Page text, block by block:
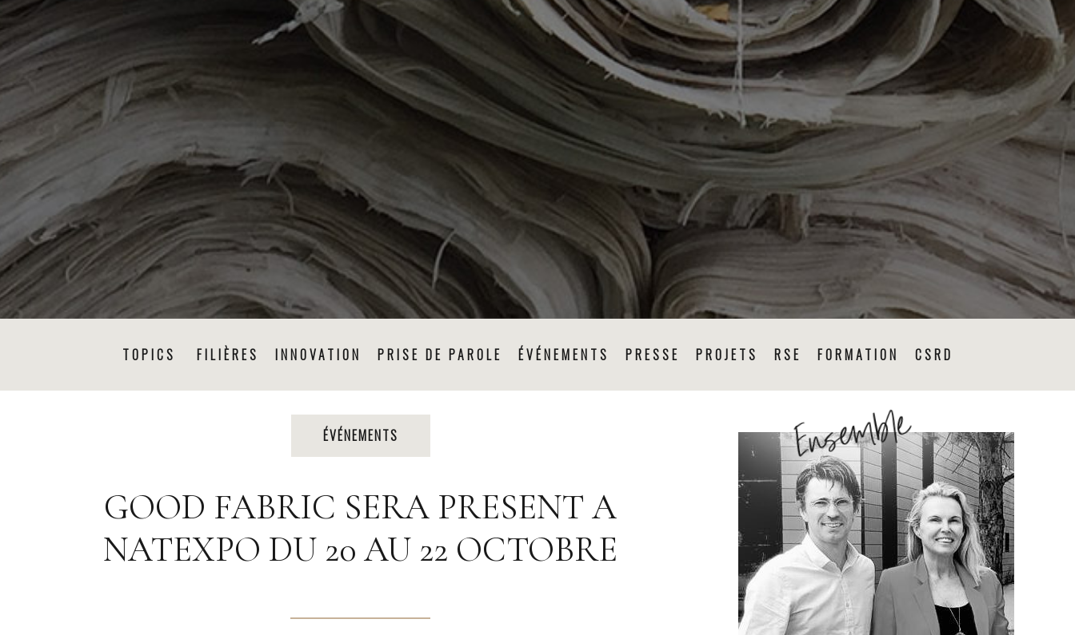
TOPICS FILIÈRES INNOVATION PRISE DE PAROLE ÉVÉNEMENTS PRESSE PROJETS RSE FORMATION CSRD
GOOD FABRIC SERA PRESENT A
NATEXPO DU 20 AU 22 OCTOBRE
ÉVÉNEMENTS